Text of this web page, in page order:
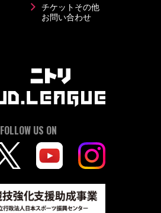
チケットその他
お問い合わせ
FOLLOW US ON